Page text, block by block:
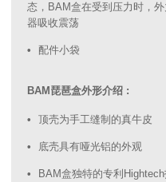
态，BAM盒在受到压力时，
器吸收震荡
配件小袋
BAM琵琶盒外形介绍 :
顶壳为手工缝制的真牛皮
底壳具有哑光铝的外观
BAM盒独特的专利